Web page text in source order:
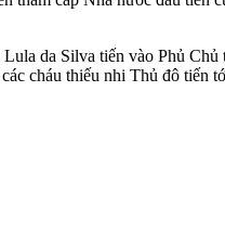
da Silva tiến vào Phủ
cháu thiếu nhi Thủ đô tiến